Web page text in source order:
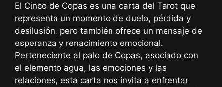
El Cinco de Copas es una carta del Tarot que
representa un momento de duelo, pérdida y
desilusión, pero también ofrece un mensaje de
esperanza y renacimiento emocional.
Perteneciente al palo de Copas, asociado con
el elemento agua, las emociones y las
relaciones, esta carta nos invita a enfrentar